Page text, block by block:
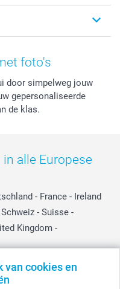
van cookies en
foto's
door simpelweg jouw
gepersonaliseerde
de klas.
alle Europese
- France - Ireland
Schweiz - Suisse -
Kingdom -
en exclusief verzendkosten.